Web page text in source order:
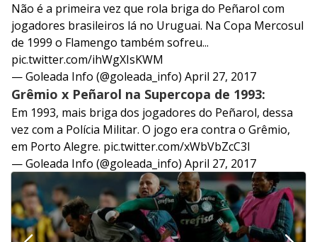
Não é a primeira vez que rola briga do Peñarol com
jogadores brasileiros lá no Uruguai. Na Copa Mercosul
de 1999 o Flamengo também sofreu...
pic.twitter.com/ihWgXIsKWM
— Goleada Info (@goleada_info) April 27, 2017
Grêmio x Peñarol na Supercopa de 1993:
Em 1993, mais briga dos jogadores do Peñarol, dessa
vez com a Polícia Militar. O jogo era contra o Grêmio,
em Porto Alegre. pic.twitter.com/xWbVbZcC3I
— Goleada Info (@goleada_info) April 27, 2017